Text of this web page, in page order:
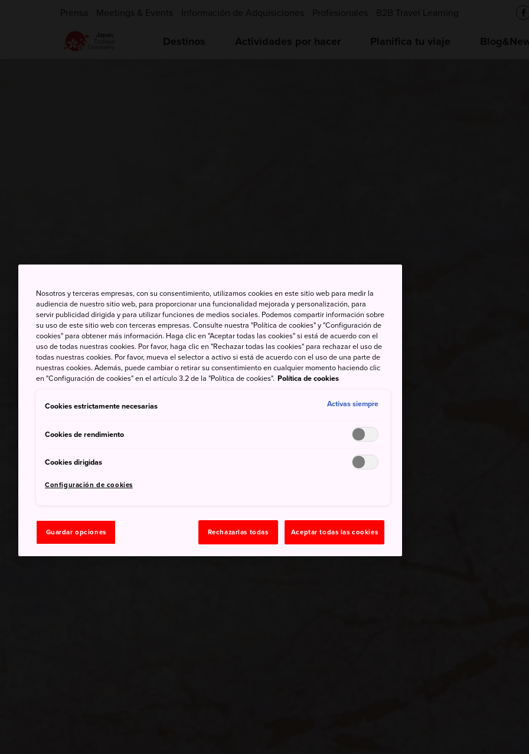
Prensa Meetings & Events Información de Adquisiciones Profesionales B2B Travel Learning
Destinos Actividades por hacer Planifica tu viaje
Nosotros y terceras empresas, con su consentimiento, utilizamos cookies en este sitio web para medir la
audiencia de nuestro sitio web, para proporcionar una funcionalidad mejorada y personalización, para
servir publicidad dirigida y para utilizar funciones de medios sociales. Podemos compartir información sobre
su uso de este sitio web con terceras empresas. Consulte nuestra "Política de cookies" y "Configuración de
cookies" para obtener más información. Haga clic en "Aceptar todas las cookies" si está de acuerdo con el
uso de todas nuestras cookies. Por favor, haga clic en "Rechazar todas las cookies" para rechazar el uso de
todas nuestras cookies. Por favor, mueva el selector a activo si está de acuerdo con el uso de una parte de
nuestras cookies. Además, puede cambiar o retirar su consentimiento en cualquier momento haciendo clic
en "Configuración de cookies" en el artículo 3.2 de la "Política de cookies". Política de cookies
Cookies estrictamente necesarias Activas siempre
Cookies de rendimiento
Cookies dirigidas
Configuración de cookies
Guardar opciones Rechazarlas todas Aceptar todas las cookies